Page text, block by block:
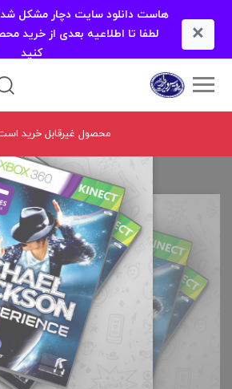
×
هاست دانلود سایت دچار مشکل
لطفا تا اطلاعیه بعدی از خرید
کنید
محصول غیرقابل خرید